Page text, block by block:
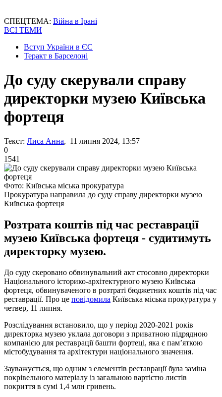
СПЕЦТЕМА: Війна в Ірані
ВСІ ТЕМИ
Вступ України в ЄС
Теракт в Барселоні
До суду скерували справу
директорки музею Київська
фортеця
Текст: Лиса Анна, 11 липня 2024, 13:57
0
1541
Фото: Київська міська прокуратура
Прокуратура направила до суду справу директорки музею
Київська фортеця
Розтрата коштів під час реставрації
музею Київська фортеця - судитимуть
директорку музею.
До суду скеровано обвинувальний акт стосовно директорки
Національного історико-архітектурного музею Київська
фортеця, обвинуваченого в розтраті бюджетних коштів під час
реставрації. Про це повідомила Київська міська прокуратура у
четвер, 11 липня.
Розслідування встановило, що у період 2020-2021 років
директорка музею уклала договори з приватною підрядною
компанією для реставрації башти фортеці, яка є пам’яткою
містобудування та архітектури національного значення.
Зауважується, що одним з елементів реставрації була заміна
покрівельного матеріалу із загальною вартістю листів
покриття в сумі 1,4 млн гривень.